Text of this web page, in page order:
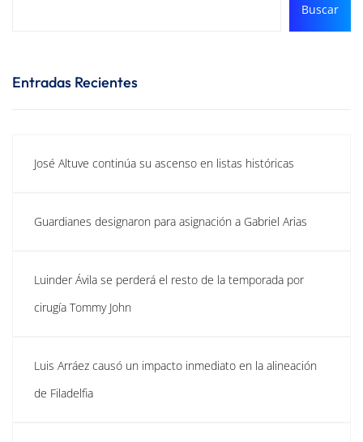
Buscar
Entradas Recientes
José Altuve continúa su ascenso en listas históricas
Guardianes designaron para asignación a Gabriel Arias
Luinder Ávila se perderá el resto de la temporada por
cirugía Tommy John
Luis Arráez causó un impacto inmediato en la alineación
de Filadelfia